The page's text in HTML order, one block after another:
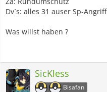
Dv´s: alles 31 auser Sp-Angriff
Was willst haben ?
SicKless
Bisafan